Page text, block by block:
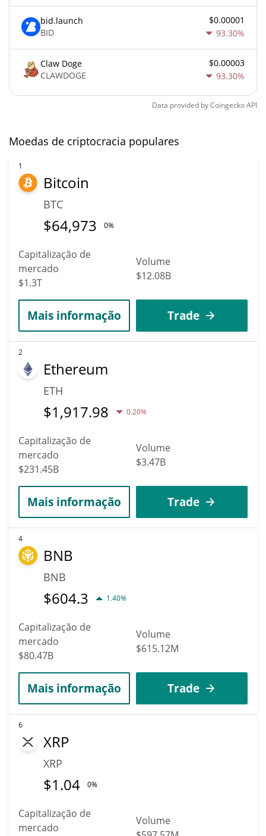
bid.launch
BID
$0.00001
93.30%
Claw Doge
CLAWDOGE
$0.00003
93.30%
Data provided byCoingeckoAPI
Moedas de criptocracia populares
1
Bitcoin
BTC
$64,973 0%
Capitalização de
mercado
$1.3T
Volume
$12.08B
Mais informação Trade
2
Ethereum
ETH
$1,917.98 0.20%
Capitalização de
mercado
$231.45B
Volume
$3.47B
Mais informação Trade
4
BNB
BNB
$604.3 1.40%
Capitalização de
mercado
$80.47B
Volume
$615.12M
Mais informação Trade
6
XRP
XRP
$1.04 0%
Capitalização de
mercado
Volume